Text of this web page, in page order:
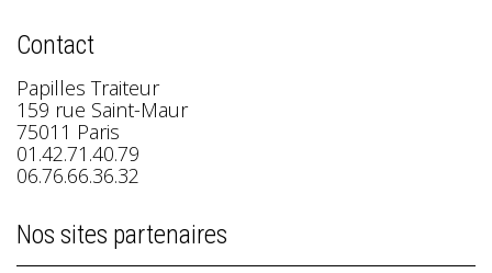
Contact
Papilles Traiteur
159 rue Saint-Maur
75011 Paris
01.42.71.40.79
06.76.66.36.32
Nos sites partenaires